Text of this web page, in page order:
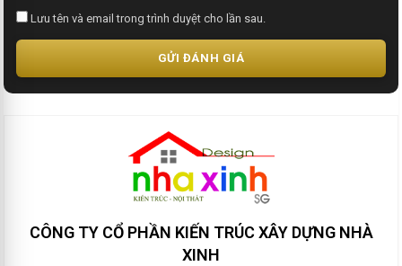
Lưu tên và email trong trình duyệt cho lần sau.
GỬI ĐÁNH GIÁ
CÔNG TY CỔ PHẦN KIẾN TRÚC XÂY DỰNG NHÀ
XINH